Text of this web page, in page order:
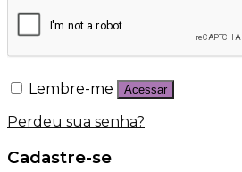
Lembre-me Acessar
Perdeu sua senha?
Cadastre-se